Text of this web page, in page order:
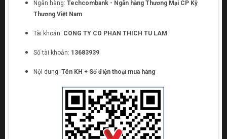
Ngân hàng: Techcombank - Ngân hàng Thương Mại CP Kỹ
Thương Việt Nam
Tài khoản: CONG TY CO PHAN THICH TU LAM
Số tài khoản: 13683939
Nội dung: Tên KH + Số điện thoại mua hàng